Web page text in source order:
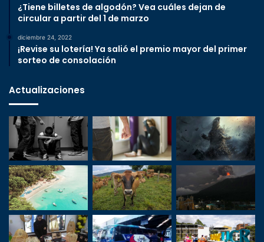
¿Tiene billetes de algodón? Vea cuáles dejan de
circular a partir del 1 de marzo
diciembre 24, 2022
¡Revise su lotería! Ya salió el premio mayor del primer
sorteo de consolación
Actualizaciones